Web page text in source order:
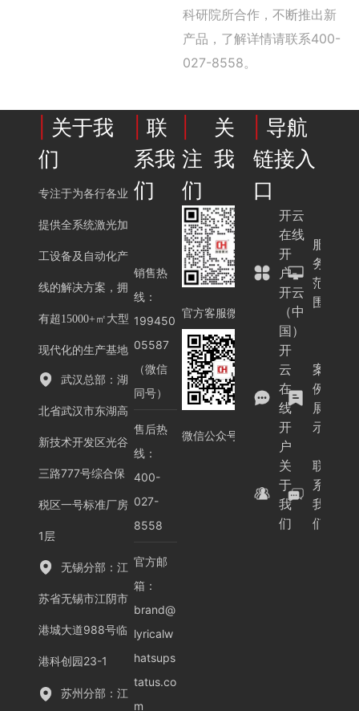
科研院所合作，不断推出新
产品，了解详情请联系400-
027-8558。
关于我
们
专注于为各行各业
提供全系统激光加
工设备及自动化产
线的解决方案，拥
有超15000+㎡大型
现代化的生产基地
武汉总部：湖
北省武汉市东湖高
新技术开发区光谷
三路777号综合保
税区一号标准厂房
1层
无锡分部：江
苏省无锡市江阴市
港城大道988号临
港科创园23-1
苏州分部：江
联
系我
们
销售热
线：
199450
05587
（微信
同号）
售后热
线：
400-
027-
8558
官方邮
箱：
brand@
lyricalw
hatsups
tatus.co
m
关
注我
们
官方客服微信
微信公众号
导航
链接入
口
开云
在线
开
户-
开云
（中
国）
服
务
范
围
开
云
在
线
开
户
案
例
展
示
关
于
我
们
联
系
我
们